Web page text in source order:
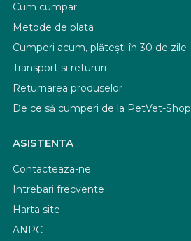
Cum cumpar
Metode de plata
Cumperi acum, plătești în 30 de zile
Transport si retururi
Returnarea produselor
De ce să cumperi de la PetVet-Shop
ASISTENTA
Contacteaza-ne
Intrebari frecvente
Harta site
ANPC